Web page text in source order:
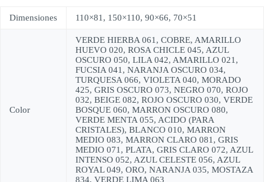
Dimensiones 110×81, 150×110, 90×66, 70×51
Color
VERDE HIERBA 061, COBRE, AMARILLO
HUEVO 020, ROSA CHICLE 045, AZUL
OSCURO 050, LILA 042, AMARILLO 021,
FUCSIA 041, NARANJA OSCURO 034,
TURQUESA 066, VIOLETA 040, MORADO
425, GRIS OSCURO 073, NEGRO 070, ROJO
032, BEIGE 082, ROJO OSCURO 030, VERDE
BOSQUE 060, MARRON OSCURO 080,
VERDE MENTA 055, ACIDO (PARA
CRISTALES), BLANCO 010, MARRON
MEDIO 083, MARRON CLARO 081, GRIS
MEDIO 071, PLATA, GRIS CLARO 072, AZUL
INTENSO 052, AZUL CELESTE 056, AZUL
ROYAL 049, ORO, NARANJA 035, MOSTAZA
834, VERDE LIMA 063